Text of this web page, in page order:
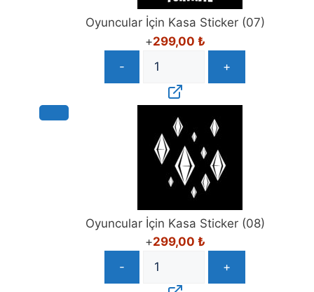
Oyuncular İçin Kasa Sticker (07)
+299,00 ₺
-
+
Oyuncular İçin Kasa Sticker (08)
+299,00 ₺
-
+